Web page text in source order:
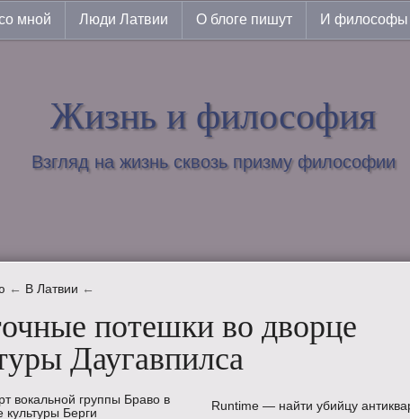
мной Люди Латвии О блоге пишут И философы
Жизнь и философия
Взгляд на жизнь сквозь призму философии
← В Латвии ←
потешки во дворце
Даугавпилса
вокальной группы Браво в
культуры Берги
Runtime — найти убийцу